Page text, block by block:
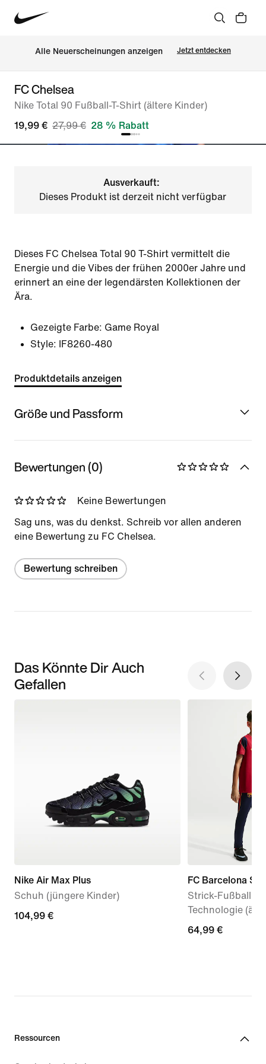
Alle Neuerscheinungen anzeigen Jetzt entdecken
FC Chelsea
Nike Total 90 Fußball-T-Shirt (ältere Kinder)
19,99 € 27,99 € 28 % Rabatt
Ausverkauft:
Dieses Produkt ist derzeit nicht verfügbar
Dieses FC Chelsea Total 90 T-Shirt vermittelt die
Energie und die Vibes der frühen 2000er Jahre und
erinnert an eine der legendärsten Kollektionen der
Ära.
Gezeigte Farbe: Game Royal
Style:
IF8260-480
Produktdetails anzeigen
Größe und Passform
Bewertungen (0)
Keine Bewertungen
Sag uns, was du denkst. Schreib vor allen anderen
eine Bewertung zu FC Chelsea.
Bewertung schreiben
Das Könnte Dir Auch
Gefallen
Nike Air Max Plus
Schuh (jüngere Kinder)
104,99 €
104,99 €
FC Barcelona
Strick-
Technologie
64,99 €
64,99 €
Ressourcen